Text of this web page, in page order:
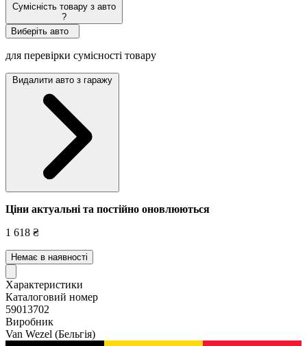
Сумісність товару з авто
?
Виберіть авто
для перевірки сумісності товару
Видалити авто з гаражу
Ціни актуальні та постійно оновлюються
1 618 ₴
Немає в наявності
Характеристики
Каталоговий номер
59013702
Виробник
Van Wezel (Бельгія)